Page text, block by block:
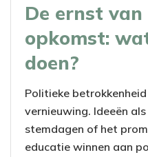
De ernst
opkomst:
doen?
Politieke
vernieuwing. Ideeën
stemdagen of het
educatie winnen aan